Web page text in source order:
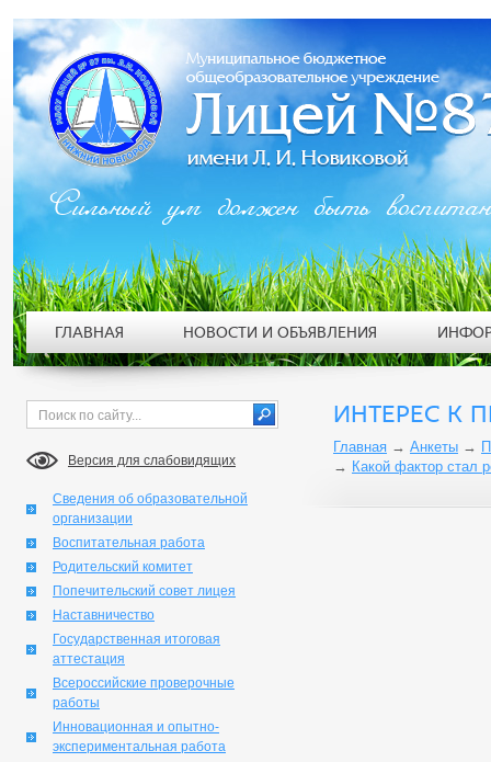
Версия для слабовидящих
Сведения об образовательной
организации
Воспитательная работа
Родительский комитет
Попечительский совет лицея
Наставничество
Государственная итоговая
аттестация
Всероссийские проверочные
работы
Инновационная и опытно-
экспериментальная работа
ИНТЕРЕС К
Главная → Анкеты →
→ Какой фактор стал
Сильный ум должен быть
ГЛАВНАЯ НОВОСТИ И ОБЪЯВЛЕНИЯ